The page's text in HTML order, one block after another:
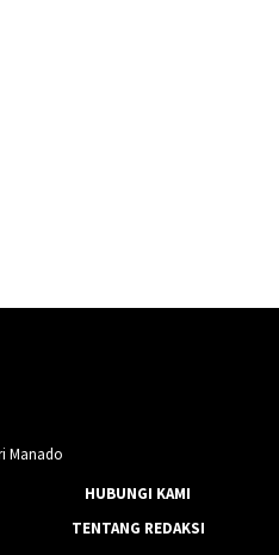
HUBUNGI KAMI
TENTANG REDAKSI